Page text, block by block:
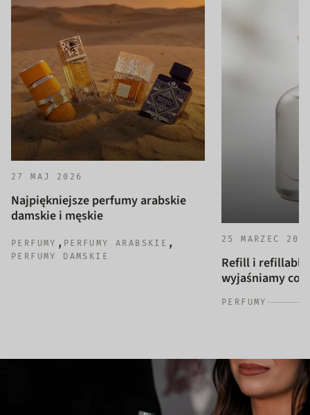
27 MAJ 2026
Najpiękniejsze perfumy arabskie
damskie i męskie
PERFUMY , PERFUMY ARABSKIE ,
PERFUMY DAMSKIE
25 MARZEC
Refill i refillable
wyjaśniamy co
PERFUMY